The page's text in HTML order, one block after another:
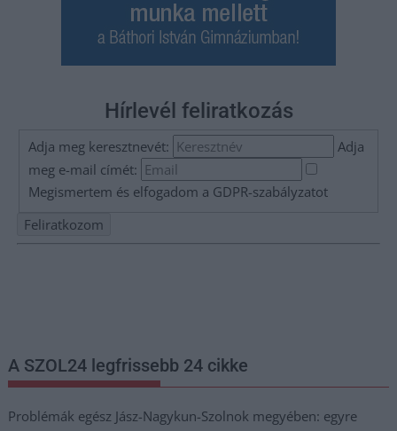
Hírlevél feliratkozás
Adja meg keresztnevét:
Adja
meg e-mail címét:
Megismertem és elfogadom a GDPR-szabályzatot
A SZOL24 legfrissebb 24 cikke
Problémák egész Jász-Nagykun-Szolnok megyében: egyre